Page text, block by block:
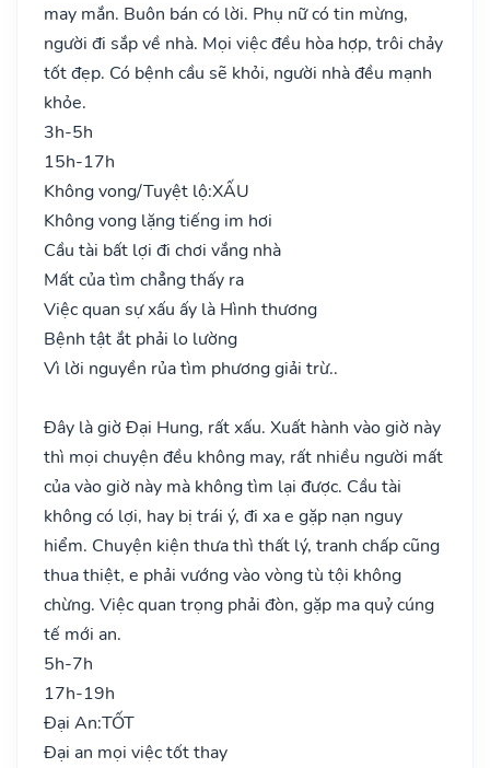
may mắn. Buôn bán có lời. Phụ nữ có tin mừng,
người đi sắp về nhà. Mọi việc đều hòa hợp, trôi chảy
tốt đẹp. Có bệnh cầu sẽ khỏi, người nhà đều mạnh
khỏe.
3h-5h
15h-17h
Không vong/Tuyệt lộ:XẤU
Không vong lặng tiếng im hơi
Cầu tài bất lợi đi chơi vắng nhà
Mất của tìm chẳng thấy ra
Việc quan sự xấu ấy là Hình thương
Bệnh tật ắt phải lo lường
Vì lời nguyền rủa tìm phương giải trừ..
Đây là giờ Đại Hung, rất xấu. Xuất hành vào giờ này
thì mọi chuyện đều không may, rất nhiều người mất
của vào giờ này mà không tìm lại được. Cầu tài
không có lợi, hay bị trái ý, đi xa e gặp nạn nguy
hiểm. Chuyện kiện thưa thì thất lý, tranh chấp cũng
thua thiệt, e phải vướng vào vòng tù tội không
chừng. Việc quan trọng phải đòn, gặp ma quỷ cúng
tế mới an.
5h-7h
17h-19h
Đại An:TỐT
Đại an mọi việc tốt thay